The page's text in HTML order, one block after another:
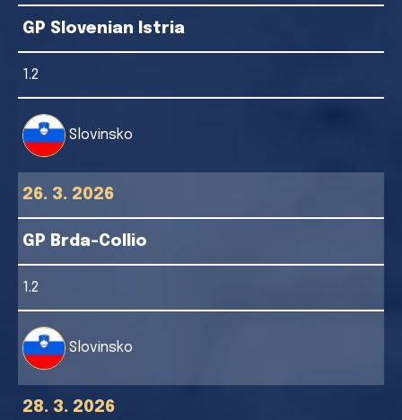
GP Slovenian Istria
1.2
Slovinsko
26. 3. 2026
GP Brda-Collio
1.2
Slovinsko
28. 3. 2026